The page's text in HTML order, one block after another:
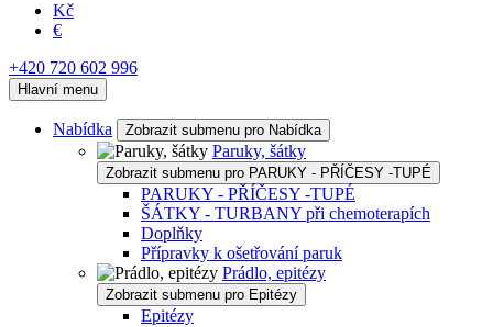
Kč
€
+420 720 602 996
Hlavní menu
Nabídka Zobrazit submenu pro Nabídka
Paruky, šátky
Zobrazit submenu pro PARUKY - PŘÍČESY -TUPÉ
PARUKY - PŘÍČESY -TUPÉ
ŠÁTKY - TURBANY při chemoterapích
Doplňky
Přípravky k ošetřování paruk
Prádlo, epitézy
Zobrazit submenu pro Epitézy
Epitézy